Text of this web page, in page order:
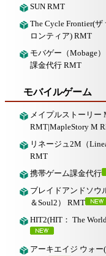
SUN RMT
The Cycle Frontier(ザ
ロンティア) RMT
モバゲー（Mobage
課金代行 RMT
モバイルゲーム
メイプルストーリー
RMT|MapleStory M
リネージュ2M（
RMT
携帯ゲーム課金代行
ブレイドアンドソウ
＆Soul2） RMT
HIT2(HIT： The
アーキエイジ ウォー